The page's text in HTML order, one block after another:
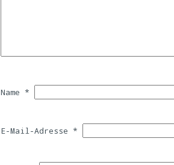
Name *
E-Mail-Adresse *